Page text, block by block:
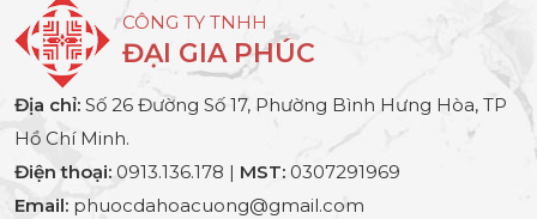
CÔNG TY TNHH
ĐẠI GIA PHÚC
Địa chỉ: Số 26 Đường Số 17, Phường Bình Hưng Hòa, TP
Hồ Chí Minh.
Điện thoại: 0913.136.178 | MST: 0307291969
Email: phuocdahoacuong@gmail.com